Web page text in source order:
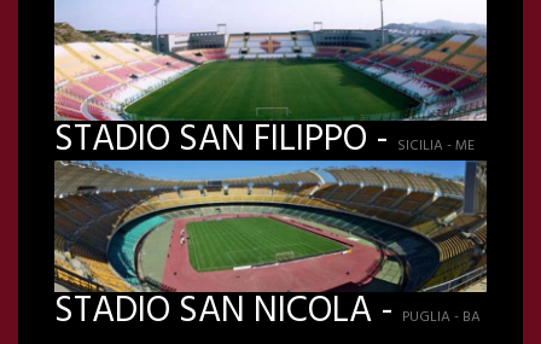
STADIO SAN FILIPPO -SICILIA - ME
STADIO SAN NICOLA - PUGLIA - BA